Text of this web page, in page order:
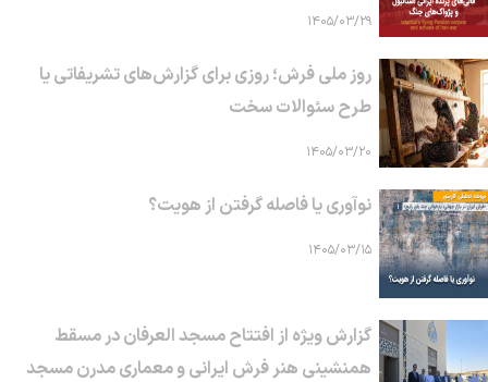
۱۴۰۵/۰۳/۲۹
روز ملی فرش؛ روزی برای گزارش‌های تشریفاتی یا
طرح سئوالات سخت
۱۴۰۵/۰۳/۲۰
نوآوری یا فاصله گرفتن از هویت؟
۱۴۰۵/۰۳/۱۵
گزارش ویژه از افتتاح مسجد العرفان در مسقط
همنشینی هنر فرش ایرانی و معماری مدرن مسجد